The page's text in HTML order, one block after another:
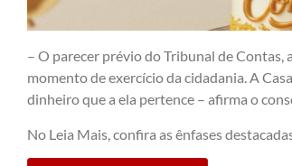
– O parecer prévio do Tribunal de
momento de exercício da cidadania. A
dinheiro que a ela pertence – afirma o
No Leia Mais, confira as ênfases